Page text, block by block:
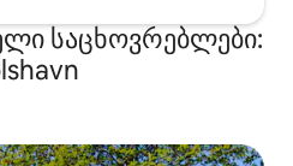
საცხოვრებლები: